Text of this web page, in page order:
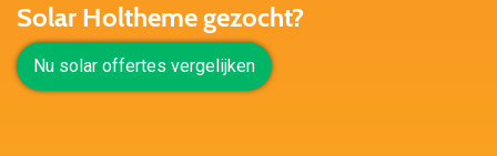
Solar Holtheme gezocht?
Nu solar offertes vergelijken